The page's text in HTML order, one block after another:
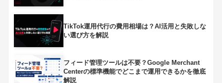
TikTok運用代行の費用相場は？AI活用と失敗しな
い選び方を解説
フィード管理ツールは不要？Google Merchant
Centerの標準機能でどこまで運用できるかを徹底
解説